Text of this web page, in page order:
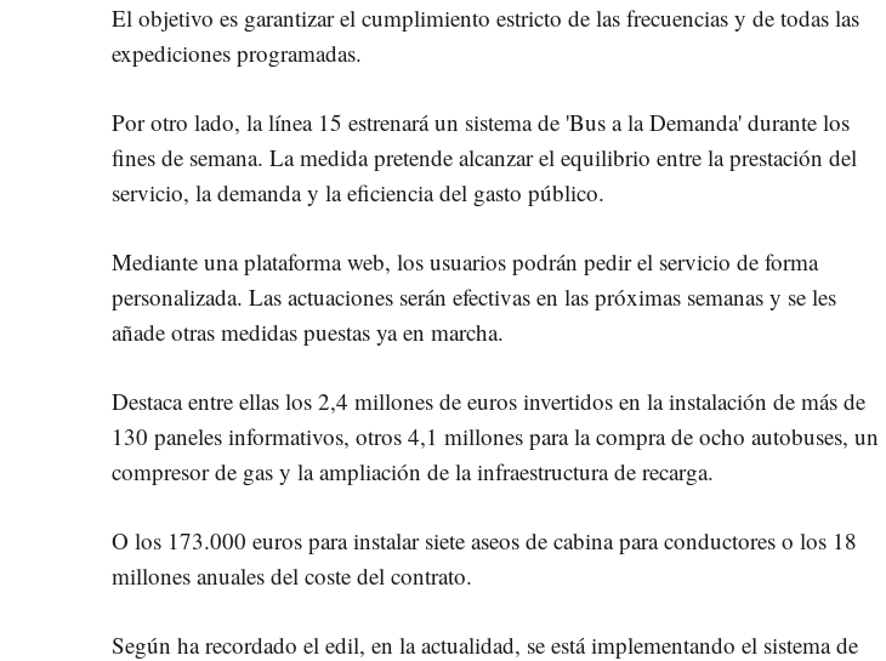
El objetivo es garantizar el cumplimiento estricto de las frecuencias y de todas las
expediciones programadas.
Por otro lado, la línea 15 estrenará un sistema de 'Bus a la Demanda' durante los
fines de semana. La medida pretende alcanzar el equilibrio entre la prestación del
servicio, la demanda y la eficiencia del gasto público.
Mediante una plataforma web, los usuarios podrán pedir el servicio de forma
personalizada. Las actuaciones serán efectivas en las próximas semanas y se les
añade otras medidas puestas ya en marcha.
Destaca entre ellas los 2,4 millones de euros invertidos en la instalación de más de
130 paneles informativos, otros 4,1 millones para la compra de ocho autobuses, un
compresor de gas y la ampliación de la infraestructura de recarga.
O los 173.000 euros para instalar siete aseos de cabina para conductores o los 18
millones anuales del coste del contrato.
Según ha recordado el edil, en la actualidad, se está implementando el sistema de